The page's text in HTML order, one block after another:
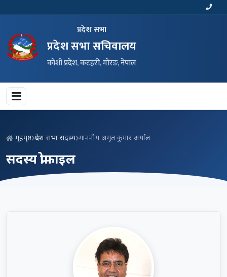
प्रदेश सभा
प्रदेश सभा सचिवालय
कोशी प्रदेश, कटहरी, मोरङ, नेपाल
गृहपृष्ठ प्रदेश सभा सदस्य माननीय अमृत कुमार अर्याल
सदस्य प्रोफाइल